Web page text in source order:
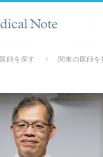
医師を探す 関東の医師を